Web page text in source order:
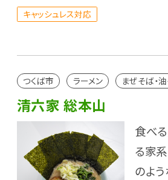
キャッシュレス対応
つくば市 ラーメン まぜそば・
清六家 総本山
食べ
る家
のよ